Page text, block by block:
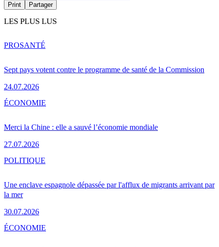
Print Partager
LES PLUS LUS
Sept pays votent contre le programme de santé de la Commission
24.07.2026
PROSANTÉ
Merci la Chine : elle a sauvé l’économie mondiale
27.07.2026
ÉCONOMIE
Une enclave espagnole dépassée par l'afflux de migrants arrivant par
la mer
30.07.2026
POLITIQUE
ÉCONOMIE